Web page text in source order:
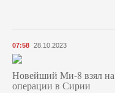
07:58 28.10.2023
Новейший Ми-8 взял
операции в Сирии